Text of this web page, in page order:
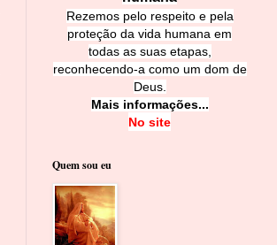
Rezemos pelo respeito e pela
proteção da vida humana em
todas as suas etapas,
reconhecendo-a como um dom de
Deus.
Mais informações...
No site
Quem sou eu